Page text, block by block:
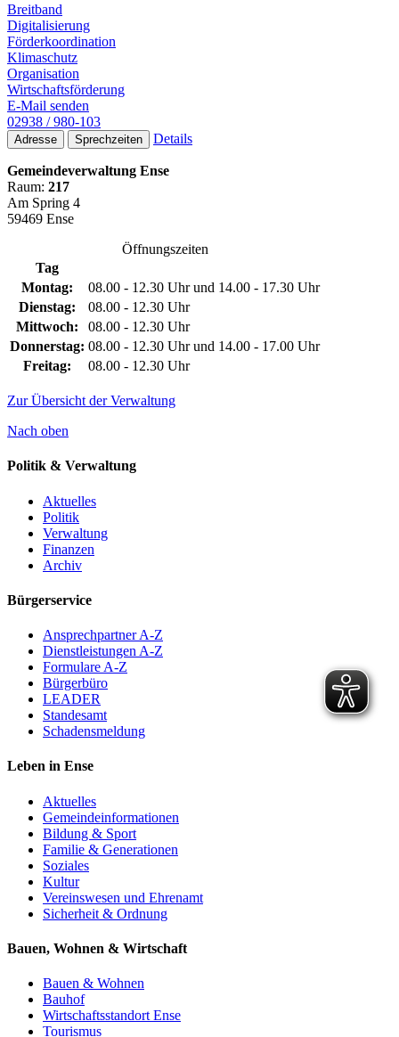
Breitband
Digitalisierung
Förderkoordination
Klimaschutz
Organisation
Wirtschaftsförderung
E-Mail senden
02938 / 980-103
Adresse Sprechzeiten Details
Gemeindeverwaltung Ense
Raum: 217
Am Spring 4
59469 Ense
Öffnungszeiten
Tag
Montag:
08.00 - 12.30 Uhr und 14.00 - 17.30 Uhr
Dienstag:
08.00 - 12.30 Uhr
Mittwoch:
08.00 - 12.30 Uhr
Donnerstag: 08.00 - 12.30 Uhr und 14.00 - 17.00 Uhr
Freitag:
08.00 - 12.30 Uhr
Zur Übersicht der Verwaltung
Nach oben
Politik & Verwaltung
Aktuelles
Politik
Verwaltung
Finanzen
Archiv
Bürgerservice
Ansprechpartner A-Z
Dienstleistungen A-Z
Formulare A-Z
Bürgerbüro
LEADER
Standesamt
Schadensmeldung
Leben in Ense
Aktuelles
Gemeinde­informationen
Bildung & Sport
Familie & Generationen
Soziales
Kultur
Vereinswesen und Ehrenamt
Sicherheit & Ordnung
Bauen, Wohnen & Wirtschaft
Bauen & Wohnen
Bauhof
Wirtschaftsstandort Ense
Tourismus